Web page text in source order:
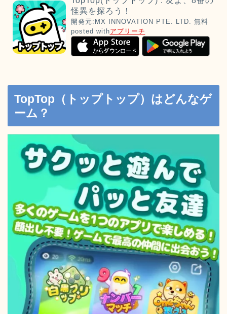
怪異を探ろう！
開発元: MX INNOVATION PTE. LTD. 無料
posted withアプリーチ
TopTop（トップトップ）はどんなゲ
ーム？